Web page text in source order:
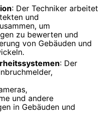
: Der Techniker arbeitet
und
um
zu bewerten und
von Gebäuden und
: Der
und andere
in Gebäuden und